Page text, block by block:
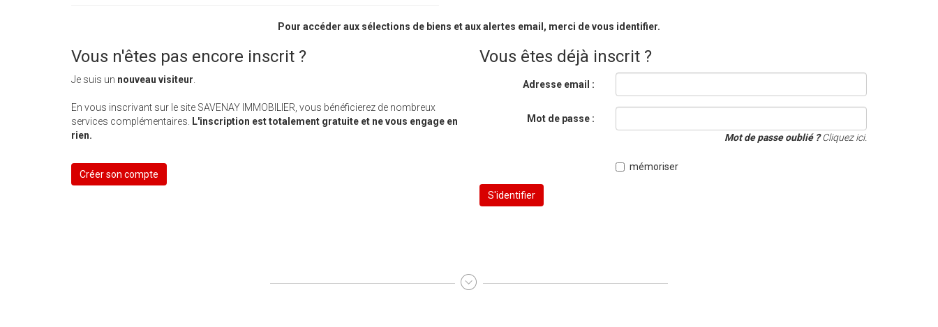
Pour accéder aux sélections de biens et aux alertes email, merci de vous identifier.
Vous n'êtes pas encore inscrit ?
Je suis un nouveau visiteur
En vous inscrivant sur le site SAVENAY IMMOBILIER, vous bénéficierez de nombreux
services complémentaires.
L'inscription est totalement gratuite et ne vous engage en
rien.
Créer son compte
Vous êtes déjà inscrit ?
Adresse email :
Mot de passe :
Mot de passe oublié ?Cliquez ici.
mémoriser
S'identifier